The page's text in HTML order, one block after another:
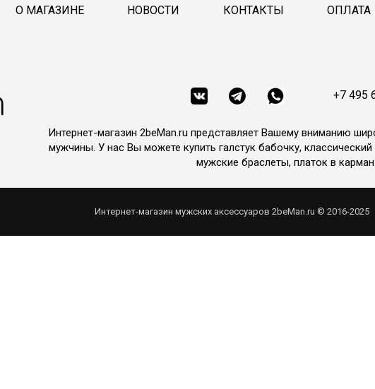
О МАГАЗИНЕ НОВОСТИ КОНТАКТЫ ОПЛАТА
+7 495
Интернет-магазин 2beMan.ru представляет Вашему вниманию
мужчины. У нас Вы можете купить галстук бабочку,
мужские браслеты, платок в
Интернет-магазин мужских аксессуаров 2beMan.ru © 2016-2025